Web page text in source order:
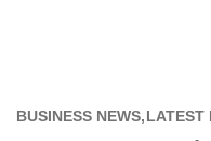
BUSINESS NEWS LATEST